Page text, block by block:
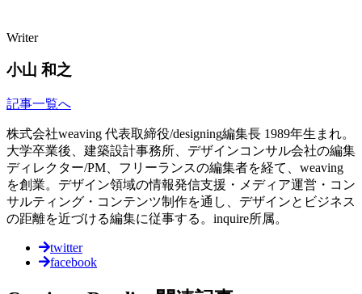
Writer
小山 和之
記事一覧へ
株式会社weaving 代表取締役/designing編集長 1989年生まれ。
大学卒業後、建築設計事務所、デザインコンサル会社の編集
ディレクター/PM、フリーランスの編集者を経て、weaving
を創業。デザイン領域の情報発信支援・メディア運営・コン
サルティング・コンテンツ制作を通し、デザインとビジネス
の距離を近づける編集に従事する。inquire所属。
twitter
facebook